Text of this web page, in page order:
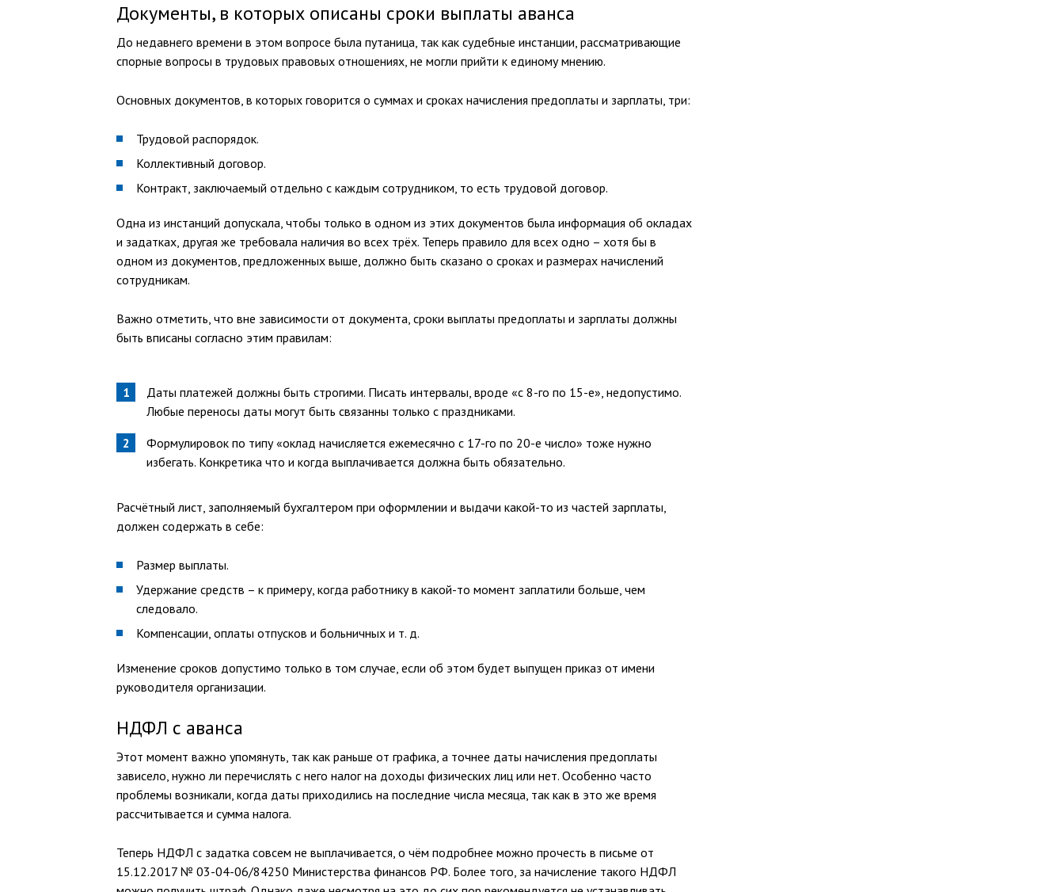
Документы, в которых описаны сроки выплаты аванса
До недавнего времени в этом вопросе была путаница, так как судебные инстанции, рассматривающие
спорные вопросы в трудовых правовых отношениях, не могли прийти к единому мнению.
Основных документов, в которых говорится о суммах и сроках начисления предоплаты и зарплаты, три:
Трудовой распорядок.
Коллективный договор.
Контракт, заключаемый отдельно с каждым сотрудником, то есть трудовой договор.
Одна из инстанций допускала, чтобы только в одном из этих документов была информация об окладах
и задатках, другая же требовала наличия во всех трёх. Теперь правило для всех одно – хотя бы в
одном из документов, предложенных выше, должно быть сказано о сроках и размерах начислений
сотрудникам.
Важно отметить, что вне зависимости от документа, сроки выплаты предоплаты и зарплаты должны
быть вписаны согласно этим правилам:
Даты платежей должны быть строгими. Писать интервалы, вроде «с 8-го по 15-е», недопустимо.
Любые переносы даты могут быть связанны только с праздниками.
Формулировок по типу «оклад начисляется ежемесячно с 17-го по 20-е число» тоже нужно
избегать. Конкретика что и когда выплачивается должна быть обязательно.
Расчётный лист, заполняемый бухгалтером при оформлении и выдачи какой-то из частей зарплаты,
должен содержать в себе:
Размер выплаты.
Удержание средств – к примеру, когда работнику в какой-то момент заплатили больше, чем
следовало.
Компенсации, оплаты отпусков и больничных и т. д.
Изменение сроков допустимо только в том случае, если об этом будет выпущен приказ от имени
руководителя организации.
НДФЛ с аванса
Этот момент важно упомянуть, так как раньше от графика, а точнее даты начисления предоплаты
зависело, нужно ли перечислять с него налог на доходы физических лиц или нет. Особенно часто
проблемы возникали, когда даты приходились на последние числа месяца, так как в это же время
рассчитывается и сумма налога.
Теперь НДФЛ с задатка совсем не выплачивается, о чём подробнее можно прочесть в письме от
15.12.2017 № 03-04-06/84250 Министерства финансов РФ. Более того, за начисление такого НДФЛ